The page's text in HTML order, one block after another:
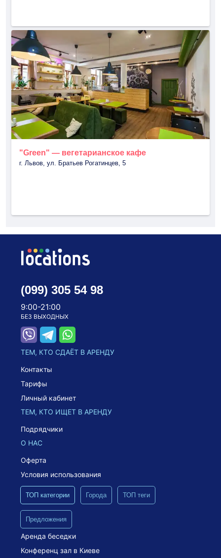
"Green" — вегетарианское кафе
г. Львов, ул. Братьев Рогатинцев, 5
(099) 305 54 98
9:00-21:00
БЕЗ ВЫХОДНЫХ
ТЕМ, КТО СДАЁТ В АРЕНДУ
Контакты
Тарифы
Личный кабинет
ТЕМ, КТО ИЩЕТ В АРЕНДУ
Подрядчики
О НАС
Оферта
Условия использования
ТОП категории Города ТОП теги
Предложения
Аренда беседки
Конференц зал в Киеве